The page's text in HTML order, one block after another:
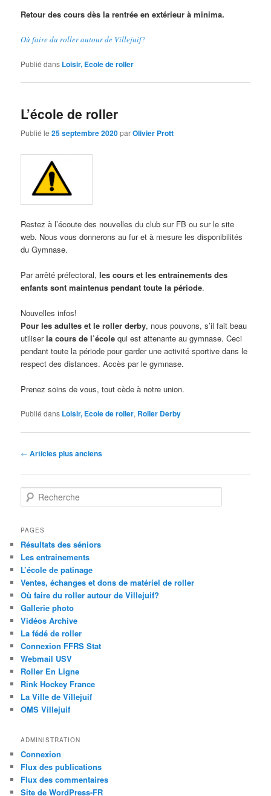
Retour des cours dès la rentrée en extérieur à minima.
Où faire du roller autour de Villejuif?
Publié dans Loisir, Ecole de roller
L’école de roller
Publié le25 septembre 2020parOlivier Prott
Restez à l’écoute des nouvelles du club sur FB ou sur le site
web. Nous vous donnerons au fur et à mesure les disponibilités
du Gymnase.
Par arrêté préfectoral,les cours et les entrainements des
enfants sont maintenus pendant toute la période.
Nouvelles infos!
Pour les adultes et le roller derby, nous pouvons, s’il fait beau
utiliserla cours de l’école qui est attenante au gymnase. Ceci
pendant toute la période pour garder une activité sportive dans le
respect des distances. Accès par le gymnase.
Prenez soins de vous, tout cède à notre union.
Publié dans Loisir, Ecole de roller, Roller Derby
Navigation
articles
← Articles plus anciens
e
h
r
c
h
e
PAGES
Résultats des séniors
Les entrainements
L’école de patinage
Ventes, échanges et dons de matériel de roller
Où faire du roller autour de Villejuif?
Gallerie photo
Vidéos Archive
La fédé de roller
Connexion FFRS Stat
Webmail USV
Roller En Ligne
Rink Hockey France
La Ville de Villejuif
OMS Villejuif
ADMINISTRATION
Connexion
Flux des publications
Flux des commentaires
Site de WordPress-FR